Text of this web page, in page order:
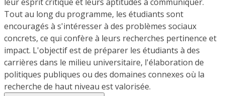
Tout au long du programme, les étudiants sont
encouragés à s'intéresser à des problèmes sociaux
concrets, ce qui confère à leurs recherches pertinence et
impact. L'objectif est de préparer les étudiants à des
carrières dans le milieu universitaire, l'élaboration de
politiques publiques ou des domaines connexes où la
recherche de haut niveau est valorisée.